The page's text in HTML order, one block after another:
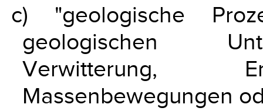
c) "geologische
geologischen
Verwitterung,
Massenbewegungen